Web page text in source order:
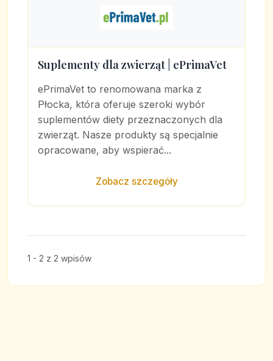
Suplementy dla zwierząt | ePrimaVet
ePrimaVet to renomowana marka z
Płocka, która oferuje szeroki wybór
suplementów diety przeznaczonych dla
zwierząt. Nasze produkty są specjalnie
opracowane, aby wspierać...
Zobacz szczegóły
1 - 2 z 2 wpisów